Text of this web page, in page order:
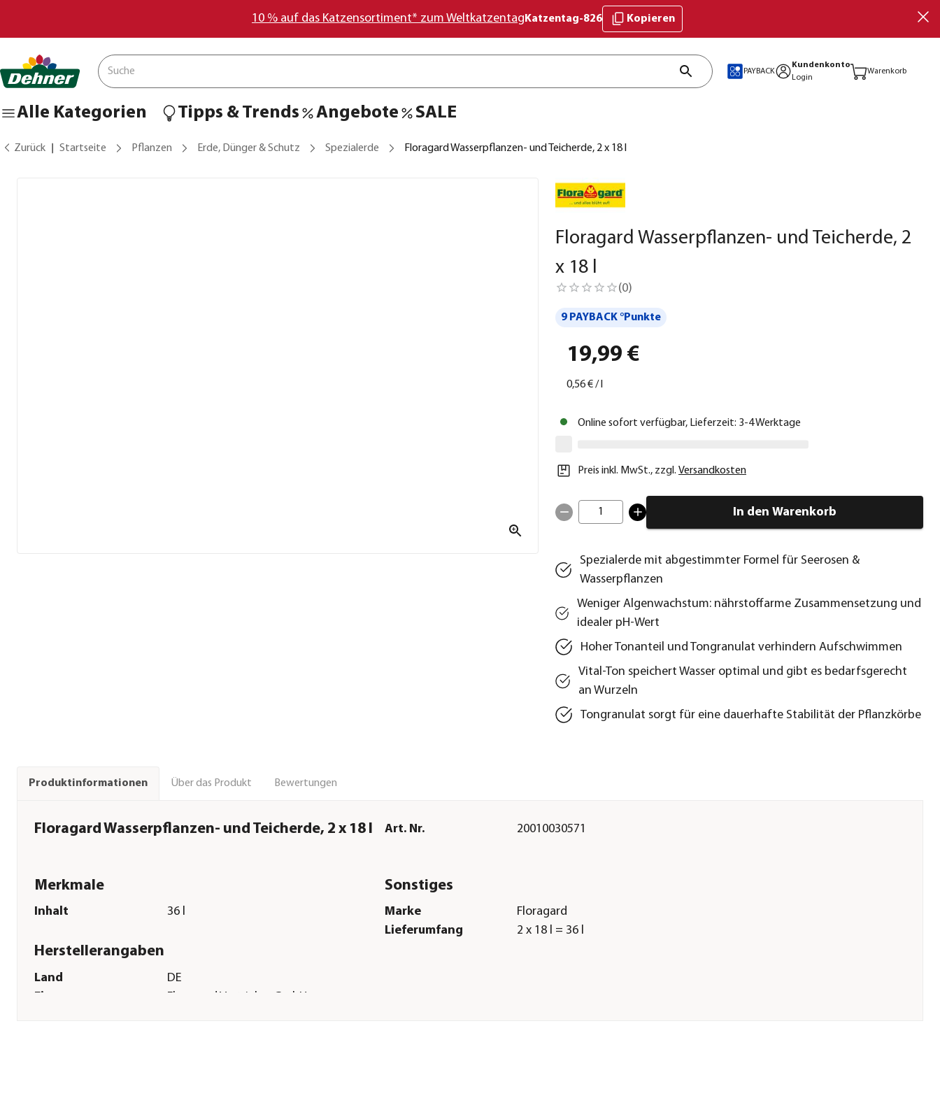
10 % auf das Katzensortiment* zum Weltkatzentag Katzentag-826 Kopieren
PAYBACK
Kundenkonto
Login
Warenkorb
Alle Kategorien Tipps & Trends Angebote SALE
Zurück Startseite Pflanzen Erde, Dünger & Schutz Spezialerde Floragard Wasserpflanzen- und Teicherde, 2 x 18 l
Floragard Wasserpflanzen- und Teicherde, 2
x 18 l
(0)
9 PAYBACK °Punkte
19,99 €
0,56 €/
Online sofort verfügbar, Lieferzeit: 3-4 Werktage
Preis inkl. MwSt., zzgl. Versandkosten
1 In den Warenkorb
Spezialerde mit abgestimmter Formel für Seerosen &
Wasserpflanzen
Weniger Algenwachstum: nährstoffarme Zusammensetzung und
idealer pH-Wert
Hoher Tonanteil und Tongranulat verhindern Aufschwimmen
Vital-Ton speichert Wasser optimal und gibt es bedarfsgerecht
an Wurzeln
Tongranulat sorgt für eine dauerhafte Stabilität der Pflanzkörbe
Produktinformationen Über das Produkt Bewertungen
Floragard Wasserpflanzen- und Teicherde, 2 x 18 l Art. Nr. 20010030571
Merkmale
Inhalt 36 l
Sonstiges
Marke
Floragard
Lieferumfang
2 x 18 l = 36 l
Herstellerangaben
Land
DE
Firma
Floragard Vertriebs- GmbH